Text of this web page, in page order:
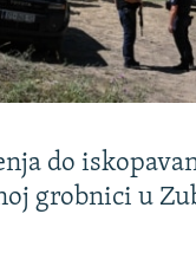
do
grobnici u